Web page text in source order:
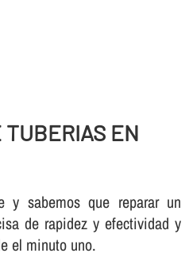
TUBERIAS EN
y sabemos que reparar un
de rapidez y efectividad y
el minuto uno.